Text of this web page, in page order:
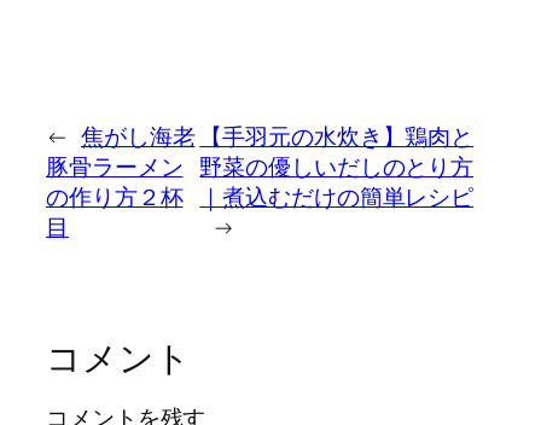
← 焦がし海老
豚骨ラーメン
の作り方２杯
目
【手羽元の水炊き】鶏肉と
野菜の優しいだしのとり方
｜煮込むだけの簡単レシピ
→
コメント
コメントを残す